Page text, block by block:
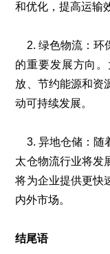
和优化，提高运输
2. 绿色物流：环
的重要发展方向
放、节约能源和资
动可持续发展。
3. 异地仓储：随
太仓物流行业将发
将为企业提供更快
内外市场。
结尾语